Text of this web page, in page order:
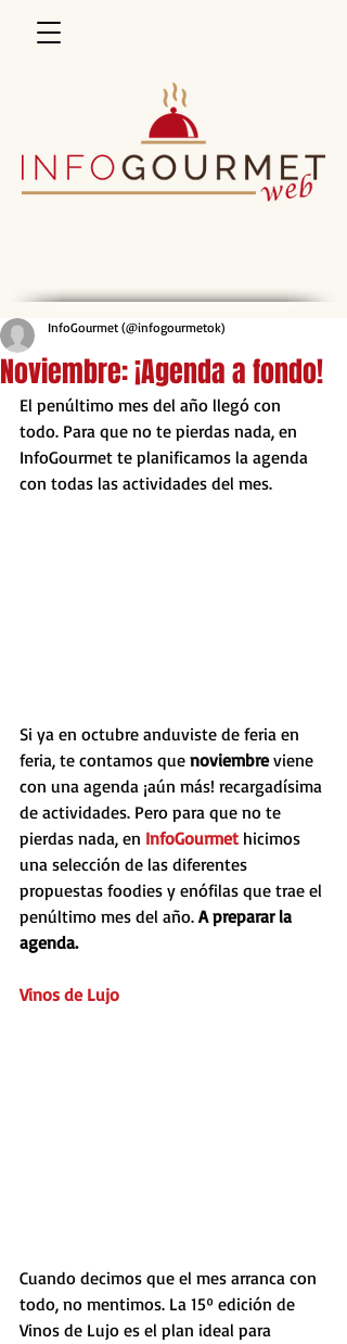
Noviembre: ¡Agenda a fondo!
InfoGourmet (@infogourmetok)
El penúltimo mes del año llegó con
todo. Para que no te pierdas nada, en
InfoGourmet te planificamos la agenda
con todas las actividades del mes.
Si ya en octubre anduviste de feria en
feria, te contamos que noviembre viene
con una agenda ¡aún más! recargadísima
de actividades. Pero para que no te
pierdas nada, en InfoGourmet hicimos
una selección de las diferentes
propuestas foodies y enófilas que trae el
penúltimo mes del año. A preparar la
agenda.
Vinos de Lujo
Cuando decimos que el mes arranca con
todo, no mentimos. La 15º edición de
Vinos de Lujo es el plan ideal para